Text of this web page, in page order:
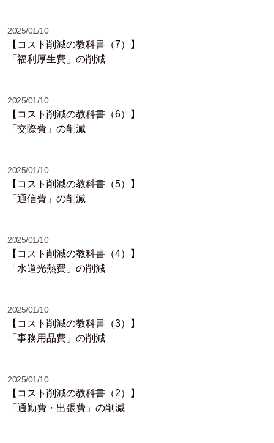
2025/01/10
【コスト削減の教科書（7）】
「福利厚生費」の削減
2025/01/10
【コスト削減の教科書（6）】
「交際費」の削減
2025/01/10
【コスト削減の教科書（5）】
「通信費」の削減
2025/01/10
【コスト削減の教科書（4）】
「水道光熱費」の削減
2025/01/10
【コスト削減の教科書（3）】
「事務用品費」の削減
2025/01/10
【コスト削減の教科書（2）】
「通勤費・出張費」の削減